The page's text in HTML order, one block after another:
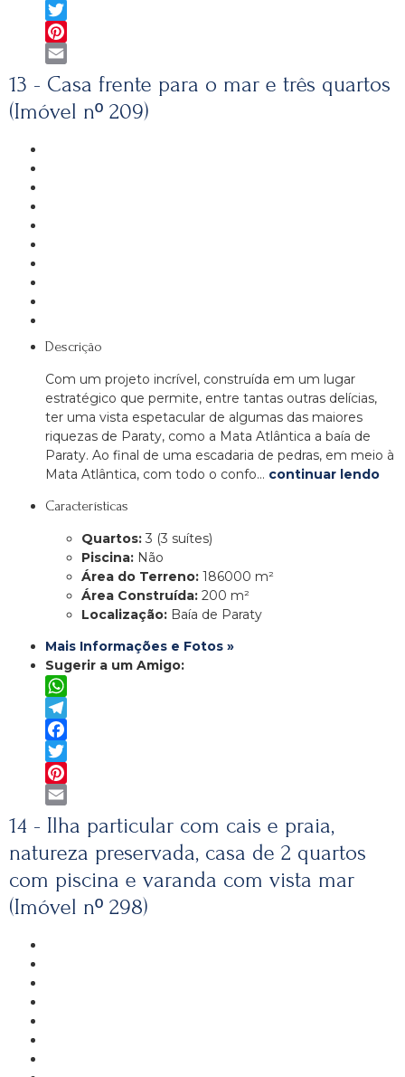
Facebook
Twitter
Pinterest
Email
13 - Casa frente para o mar e três quartos
(Imóvel nº 209)
Descrição
Com um projeto incrível, construída em um lugar
estratégico que permite, entre tantas outras delícias,
ter uma vista espetacular de algumas das maiores
riquezas de Paraty, como a Mata Atlântica a baía de
Paraty. Ao final de uma escadaria de pedras, em meio à
Mata Atlântica, com todo o confo… continuar lendo
Características
Quartos: 3 (3 suítes)
Piscina: Não
Área do Terreno: 186000 m²
Área Construída: 200 m²
Localização: Baía de Paraty
Mais Informações e Fotos »
Sugerir a um Amigo:
WhatsApp
Telegram
Facebook
Twitter
Pinterest
Email
14 - Ilha particular com cais e praia,
natureza preservada, casa de 2 quartos
com piscina e varanda com vista mar
(Imóvel nº 298)